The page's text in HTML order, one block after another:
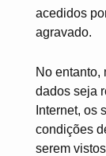
acedidos
agravado.
No entanto,
dados seja
Internet, os
condições
serem